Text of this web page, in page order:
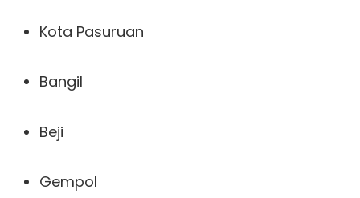
Kota Pasuruan
Bangil
Beji
Gempol